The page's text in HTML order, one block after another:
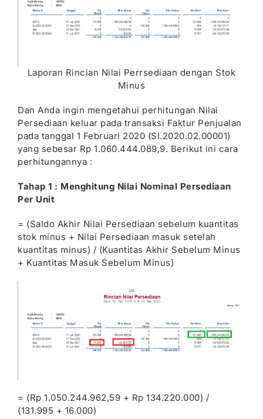
Laporan Rincian Nilai Perrsediaan dengan Stok
Minus
Dan Anda ingin mengetahui perhitungan Nilai
Persediaan keluar pada transaksi Faktur Penjualan
pada tanggal 1 Februari 2020 (SI.2020.02.00001)
yang sebesar Rp 1.060.444.089,9. Berikut ini cara
perhitungannya :
Tahap 1 : Menghitung Nilai Nominal Persediaan
Per Unit
= (Saldo Akhir Nilai Persediaan sebelum kuantitas
stok minus + Nilai Persediaan masuk setelah
kuantitas minus) / (Kuantitas Akhir Sebelum Minus
+ Kuantitas Masuk Sebelum Minus)
= (Rp 1.050.244.962,59 + Rp 134.220.000) /
(131.995 + 16.000)